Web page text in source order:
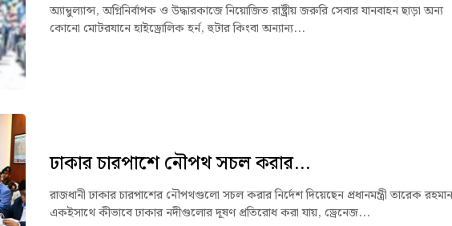
অ্যাম্বুল্যান্স, অগ্নিনির্বাপক ও উদ্ধারকাজে নিয়োজিত রাষ্ট্রীয় জরুরি সেবার যানবাহন ছাড়া অন্য
কোনো মোটরযানে হাইড্রোলিক হর্ন, হুটার কিংবা অন্যান্য...
ঢাকার চারপাশে নৌপথ সচল করার...
রাজধানী ঢাকার চারপাশের নৌপথগুলো সচল করার নির্দেশ দিয়েছেন প্রধানমন্ত্রী তারেক
একইসাথে কীভাবে ঢাকার নদীগুলোর দূষণ প্রতিরোধ করা যায়, ড্রেনেজ...